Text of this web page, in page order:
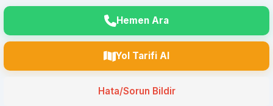
Hemen Ara
Yol Tarifi Al
Hata/Sorun Bildir